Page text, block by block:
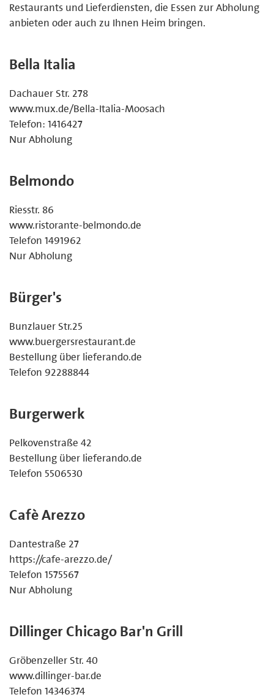
Restaurants und Lieferdiensten, die Essen zur Abholung
anbieten oder auch zu Ihnen Heim bringen.
Bella Italia
Dachauer Str. 278
www.mux.de/Bella-Italia-Moosach
Telefon: 1416427
Nur Abholung
Belmondo
Riesstr. 86
www.ristorante-belmondo.de
Telefon 1491962
Nur Abholung
Bürger's
Bunzlauer Str.25
www.buergersrestaurant.de
Bestellung über lieferando.de
Telefon 92288844
Burgerwerk
Pelkovenstraße 42
Bestellung über lieferando.de
Telefon 5506530
Cafè Arezzo
Dantestraße 27
https://cafe-arezzo.de/
Telefon 1575567
Nur Abholung
Dillinger Chicago Bar'n Grill
Gröbenzeller Str. 40
www.dillinger-bar.de
Telefon 14346374